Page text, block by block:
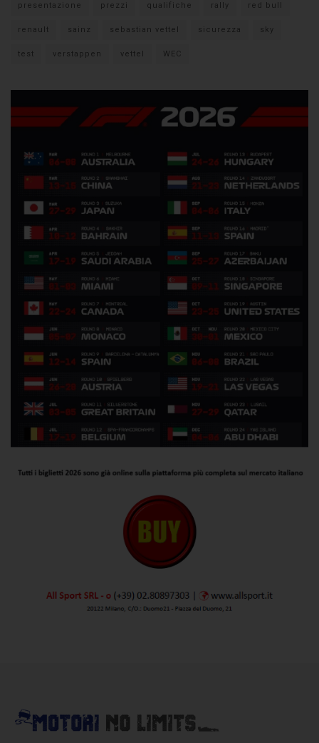
presentazione prezzi qualifiche rally red bull
renault sainz sebastian vettel sicurezza sky
test verstappen vettel WEC